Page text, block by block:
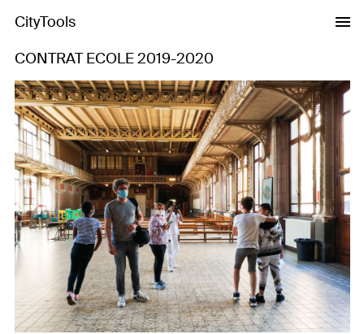
CityTools
CONTRAT ECOLE 2019-2020
Previous Next